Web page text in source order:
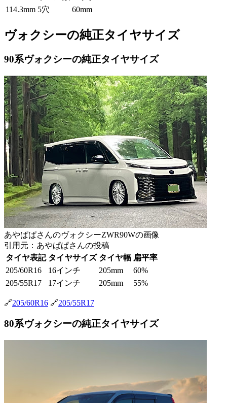
114.3mm 5穴 60mm
ヴォクシーの純正タイヤサイズ
90系ヴォクシーの純正タイヤサイズ
あやぱぱさんのヴォクシーZWR90Wの画像
引用元：あやぱぱさんの投稿
タイヤ表記 タイヤサイズ タイヤ幅 扁平率
205/60R16
16インチ 205mm
60%
205/55R17
17インチ 205mm 55%
🔗205/60R16 🔗205/55R17
80系ヴォクシーの純正タイヤサイズ